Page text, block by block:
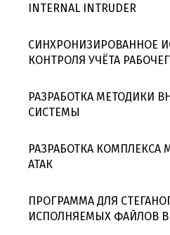
INTERNAL INTRUDER
СИНХРОНИЗИРОВАННОЕ
КОНТРОЛЯ УЧЁТА
РАЗРАБОТКА МЕТОДИКИ
СИСТЕМЫ
РАЗРАБОТКА
АТАК
ПРОГРАММА ДЛЯ
ИСПОЛНЯЕМЫХ ФАЙЛОВ